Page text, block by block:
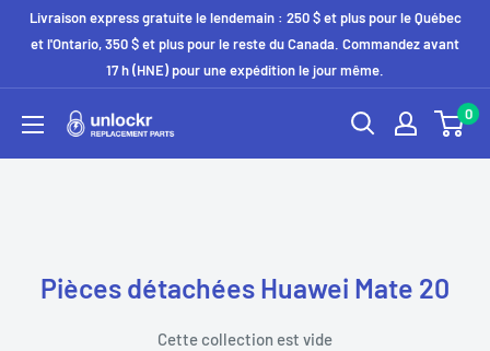
PasserLivraison express gratuite le lendemain : 250 $ et plus pour le Québec
et l'Ontario, 350 $ et plus pour le reste du Canada. Commandez avant
17 h (HNE) pour une expédition le jour même.
Unlockr
0
Pièces détachées Huawei Mate 20
Cette collection est vide